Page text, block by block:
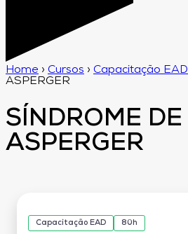
Home › Cursos › Capacitação EAD
ASPERGER
SÍNDROME DE
ASPERGER
Capacitação EAD 80h